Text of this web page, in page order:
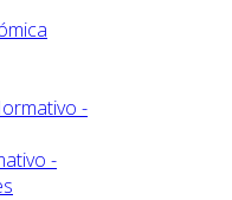
-
-